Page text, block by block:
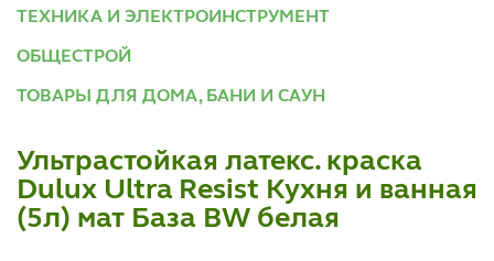
ТЕХНИКА И ЭЛЕКТРОИНСТРУМЕНТ
ОБЩЕСТРОЙ
ТОВАРЫ ДЛЯ ДОМА, БАНИ И САУН
Ультрастойкая латекс. краска
Dulux Ultra Resist Кухня и ванная
(5л) мат База BW белая